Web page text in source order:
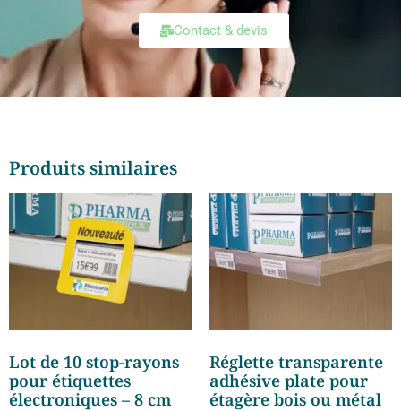
Contact & devis
Produits similaires
Lot de 10 stop-rayons
pour étiquettes
électroniques – 8 cm
Réglette transparente
adhésive plate pour
étagère bois ou métal